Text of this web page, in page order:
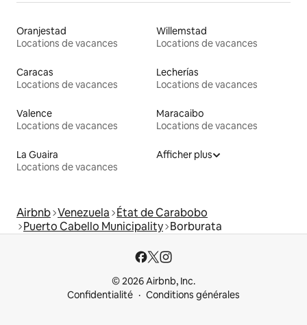
Oranjestad
Locations de vacances
Willemstad
Locations de vacances
Caracas
Locations de vacances
Lecherías
Locations de vacances
Valence
Locations de vacances
Maracaibo
Locations de vacances
La Guaira
Locations de vacances
Afficher plus
Airbnb Venezuela État de Carabobo
Puerto Cabello Municipality Borburata
© 2026 Airbnb, Inc.
Confidentialité
Conditions générales